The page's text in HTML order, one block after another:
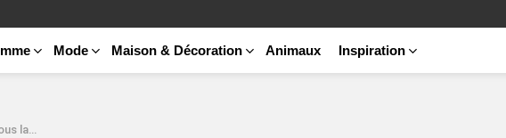
Mode Maison & Décoration Animaux Inspiration
ce Noël